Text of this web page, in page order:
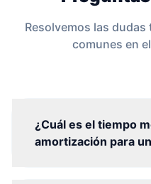
Resolvemos las
comunes en
¿Cuál es el tiempo
amortización para